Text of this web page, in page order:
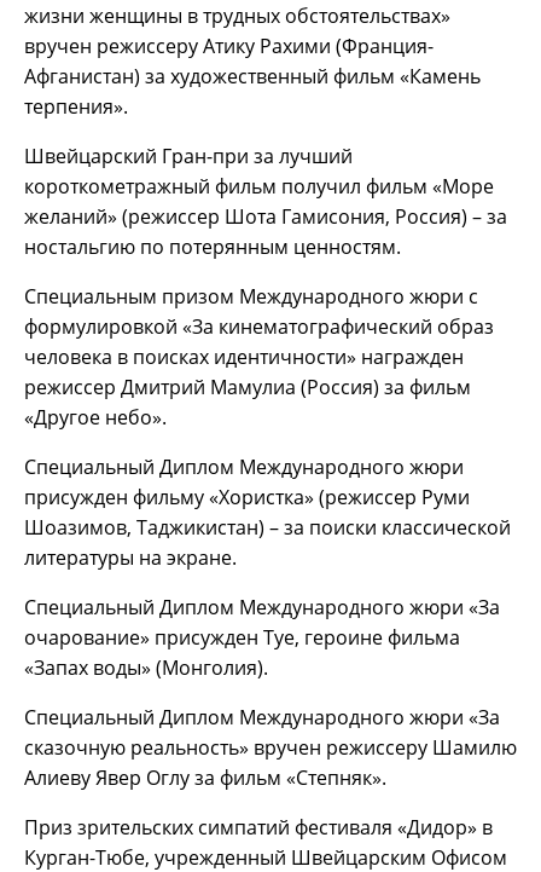
жизни женщины в трудных обстоятельствах»
вручен режиссеру Атику Рахими (Франция-
Афганистан) за художественный фильм «Камень
терпения».
Швейцарский Гран-при за лучший
короткометражный фильм получил фильм «Море
желаний» (режиссер Шота Гамисония, Россия) – за
ностальгию по потерянным ценностям.
Специальным призом Международного жюри с
формулировкой «За кинематографический образ
человека в поисках идентичности» награжден
режиссер Дмитрий Мамулиа (Россия) за фильм
«Другое небо».
Специальный Диплом Международного жюри
присужден фильму «Хористка» (режиссер Руми
Шоазимов, Таджикистан) – за поиски классической
литературы на экране.
Специальный Диплом Международного жюри «За
очарование» присужден Туе, героине фильма
«Запах воды» (Монголия).
Специальный Диплом Международного жюри «За
сказочную реальность» вручен режиссеру Шамилю
Алиеву Явер Оглу за фильм «Степняк».
Приз зрительских симпатий фестиваля «Дидор» в
Курган-Тюбе, учрежденный Швейцарским Офисом